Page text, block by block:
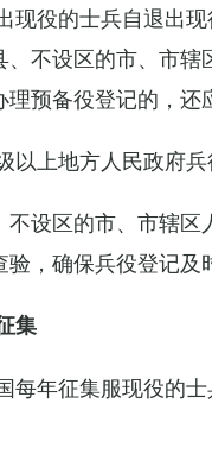
现役的士兵自退出
不设区的市、市辖
预备役登记的，还
以上地方人民政府
不设区的市、市辖
，确保兵役登记及
集
每年征集服现役的